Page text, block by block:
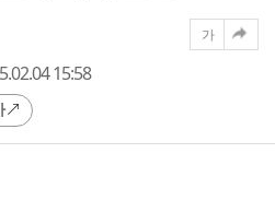
15:58
가